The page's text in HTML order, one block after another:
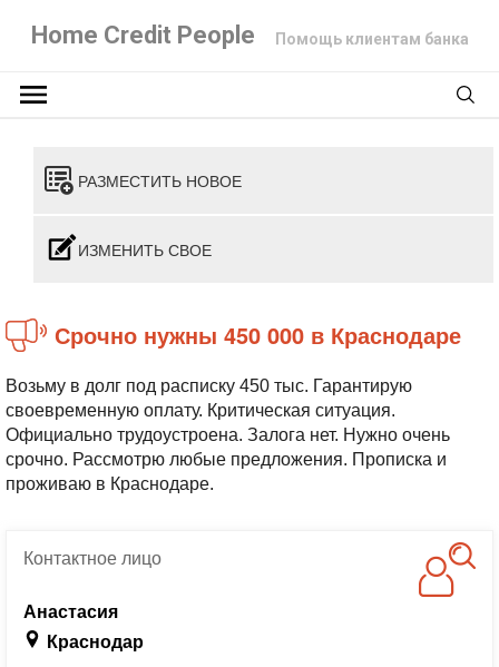
Home Credit People Помощь клиентам банка
РАЗМЕСТИТЬ НОВОЕ
ИЗМЕНИТЬ СВОЕ
Срочно нужны 450 000 в Краснодаре
Возьму в долг под расписку 450 тыс. Гарантирую
своевременную оплату. Критическая ситуация.
Официально трудоустроена. Залога нет. Нужно очень
срочно. Рассмотрю любые предложения. Прописка и
проживаю в Краснодаре.
Контактноелицо
Анастасия
Краснодар